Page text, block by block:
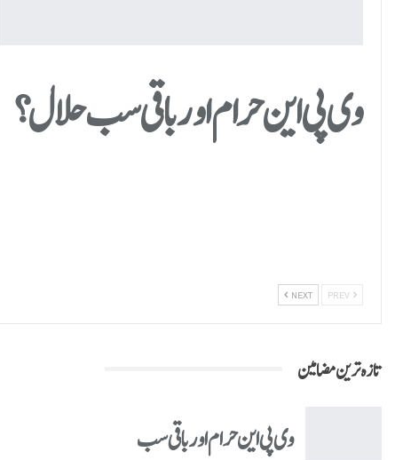
وی پی این حرام اور باقی سب حلال؟
NEXT
تازہ ترین مضامین
وی پی این حرام اور باقی سب